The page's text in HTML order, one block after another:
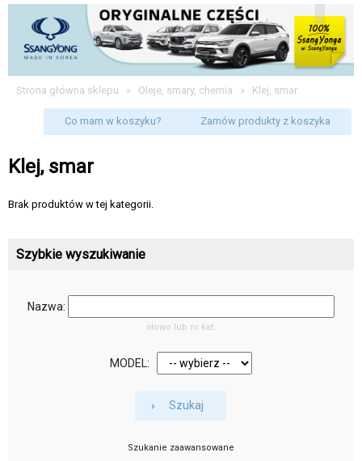
Strona główna sklepu » Oleje, smary, chemia » Klej, smar
Co mam w koszyku? Zamów produkty z koszyka
Klej, smar
Brak produktów w tej kategorii.
Szybkie wyszukiwanie
Nazwa:
słowo lub nr kat.
MODEL:
Szukaj
Szukanie zaawansowane